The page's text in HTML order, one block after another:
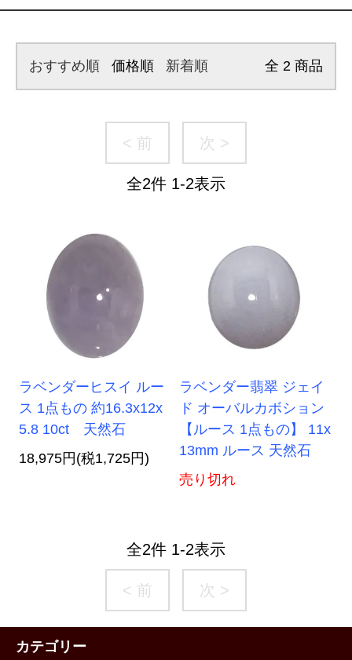
おすすめ順 価格順 新着順 全 2 商品
< 前 次 >
全2件 1-2表示
ラベンダーヒスイ ルー
ス 1点もの 約16.3x12x
5.8 10ct 天然石
18,975円(税1,725円)
ラベンダー翡翠 ジェイ
ド オーバルカボション
【ルース 1点もの】 11x
13mm ルース 天然石
売り切れ
全2件 1-2表示
< 前 次 >
カテゴリー